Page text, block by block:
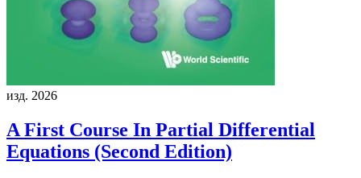
изд. 2026
A First Course In Partial Differential
Equations (Second Edition)